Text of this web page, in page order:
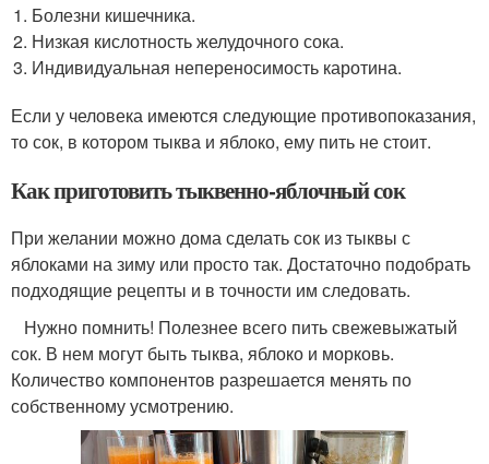
Болезни кишечника.
Низкая кислотность желудочного сока.
Индивидуальная непереносимость каротина.
Если у человека имеются следующие противопоказания,
то сок, в котором тыква и яблоко, ему пить не стоит.
Как приготовить тыквенно-яблочный сок
При желании можно дома сделать сок из тыквы с
яблоками на зиму или просто так. Достаточно подобрать
подходящие рецепты и в точности им следовать.
Нужно помнить! Полезнее всего пить свежевыжатый
сок. В нем могут быть тыква, яблоко и морковь.
Количество компонентов разрешается менять по
собственному усмотрению.